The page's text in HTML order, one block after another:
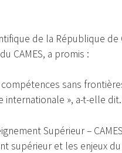
de la République de
CAMES, a promis :
sans
internationale », a-t-elle dit.
Supérieur –
supérieur et les enjeux du